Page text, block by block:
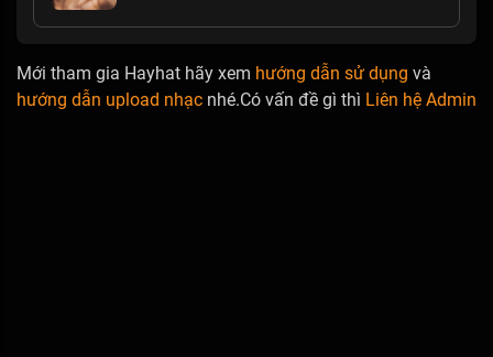
Mới tham gia Hayhat hãy xem hướng dẫn sử dụng và
hướng dẫn upload nhạc nhé.Có vấn đề gì thì Liên hệ Admin